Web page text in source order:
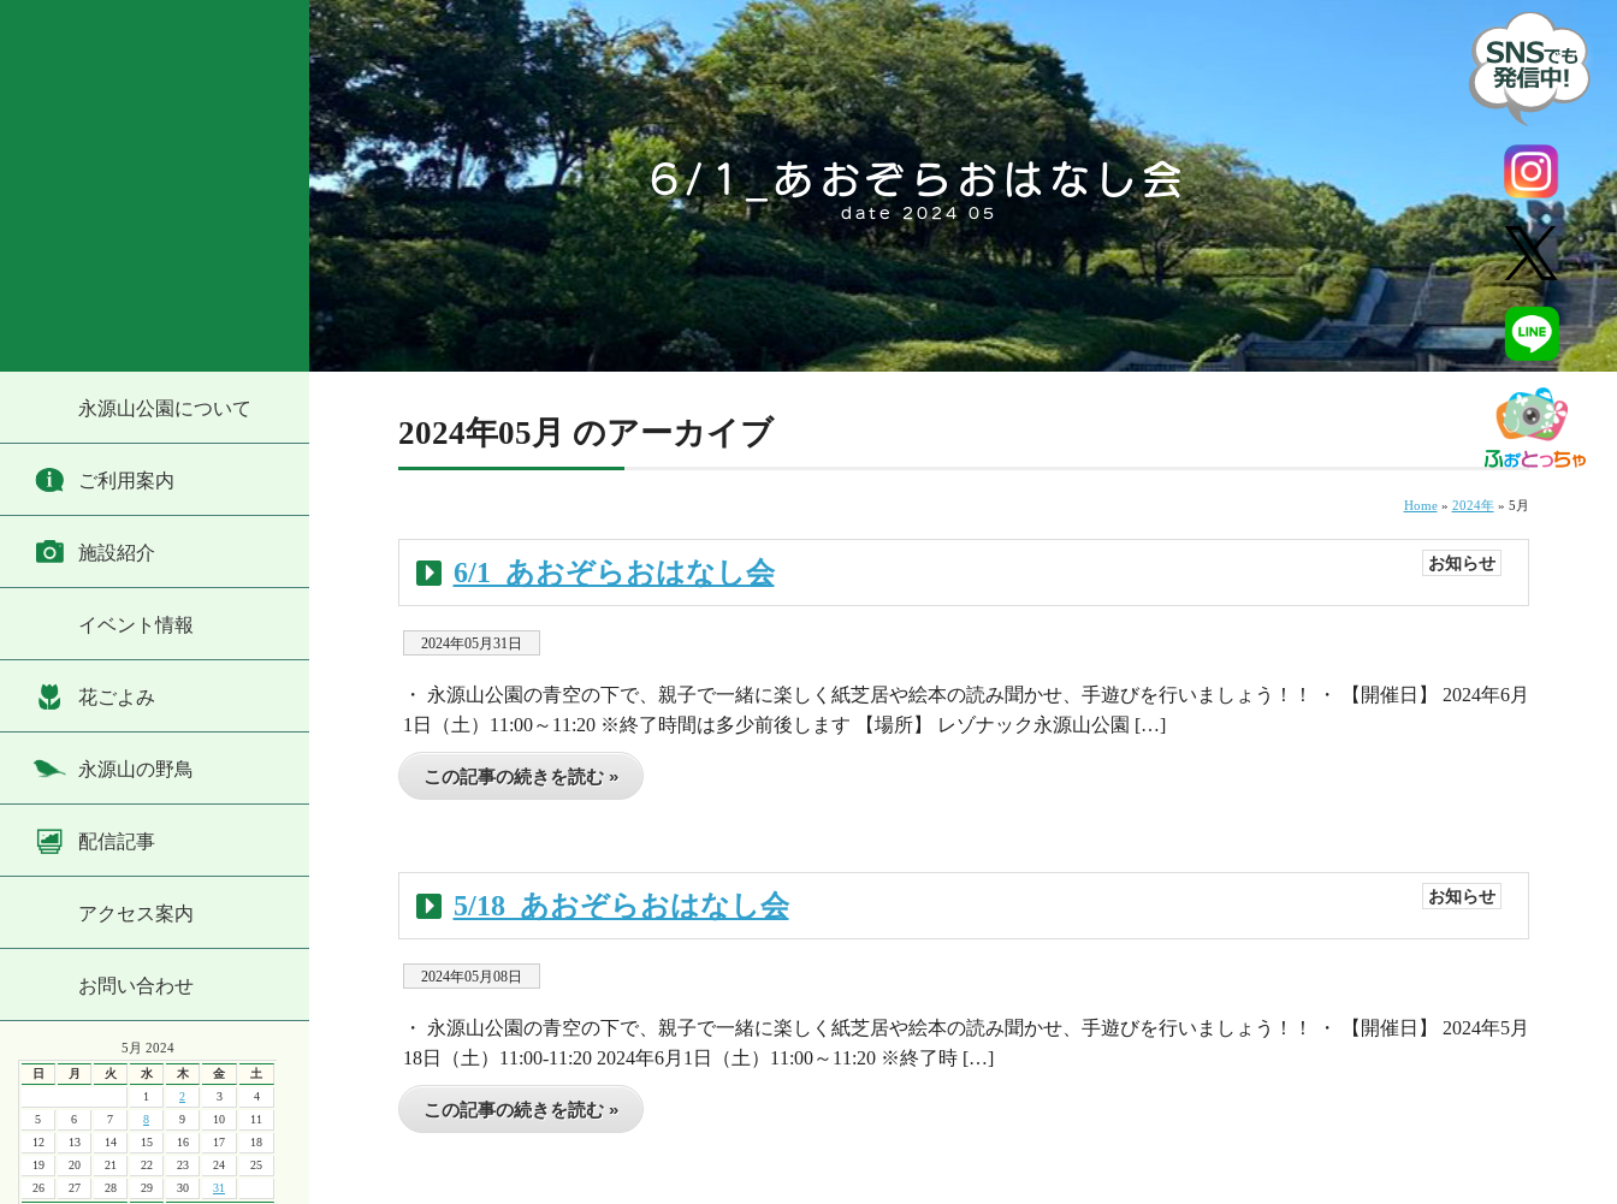
永源山公園について
ご利用案内
施設紹介
イベント情報
花ごよみ
永源山の野鳥
配信記事
アクセス案内
お問い合わせ
5月 2024
日 月 火 水 木 金 土
1 2 3
4
5
6 7 8 9 10
11
12
13 14 15 16 17
18
19
20 21 22 23 24
25
26
27 28 29 30 31
6/1_あおぞらおはなし会
date 2024 05
2024年05月 のアーカイブ
Home» 2024年» 5月
6/1_あおぞらおはなし会 お知らせ
2024年05月31日
・ 永源山公園の青空の下で、親子で一緒に楽しく紙芝居や絵本の読み聞かせ、手遊びを行いましょう！！ ・ 【開催日】 2024年6月
1日（土）11:00～11:20 ※終了時間は多少前後します 【場所】 レゾナック永源山公園 […]
この記事の続きを読む »
5/18_あおぞらおはなし会 お知らせ
2024年05月08日
・ 永源山公園の青空の下で、親子で一緒に楽しく紙芝居や絵本の読み聞かせ、手遊びを行いましょう！！ ・ 【開催日】 2024年5月
18日（土）11:00-11:20 2024年6月1日（土）11:00～11:20 ※終了時 […]
この記事の続きを読む »